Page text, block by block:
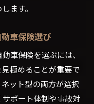
ます。
車保険選び
車保険を選ぶには、
極めることが重要で
ット型の両方が選択
ポート体制や事故対